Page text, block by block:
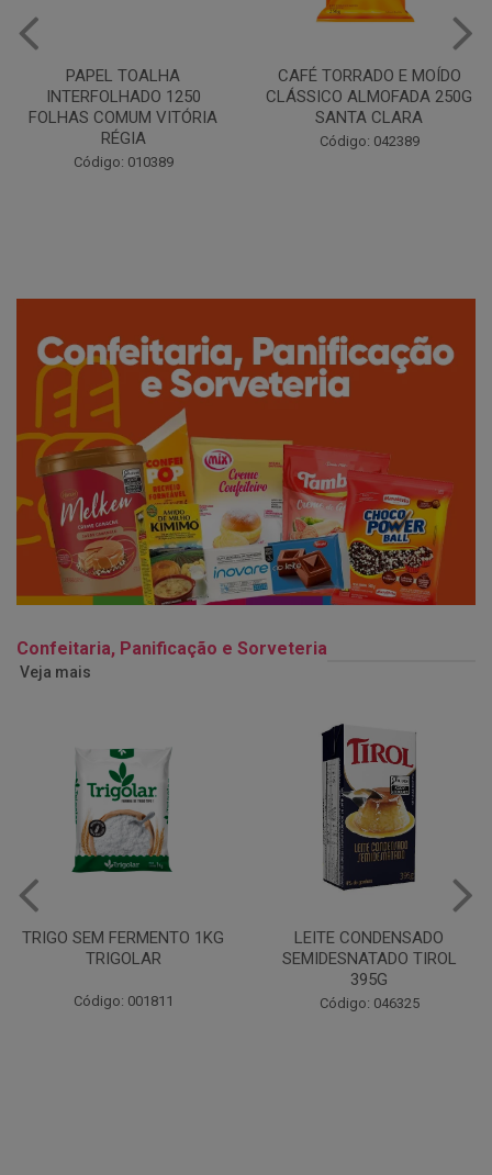
CAFÉ TORRADO E MOÍDO
CLÁSSICO ALMOFADA 250G
SANTA CLARA
Código: 042389
Copo Plástico Branco 180ml
Pacote c/100 - Cristalcopo
Código: 031413
Confeitaria, Panificação e Sorveteria
Veja mais
LEITE CONDENSADO
SEMIDESNATADO TIROL
Código: 046325
CHANTILINHO EM PO 400G
MIX
Código: 037442